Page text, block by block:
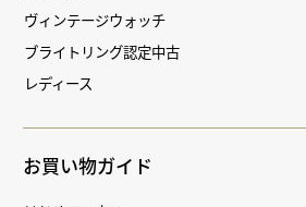
ヴィンテージウォッチ
ブライトリング認定中古
レディース
お買い物ガイド